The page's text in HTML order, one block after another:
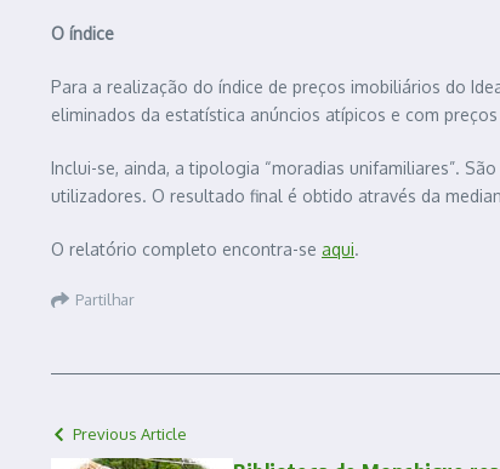
O índice
Para a realização do índice de preços imobiliários do
eliminados da estatística anúncios atípicos e com
Inclui-se, ainda, a tipologia “moradias unifamiliares”.
utilizadores. O resultado final é obtido através da
O relatório completo encontra-se aqui.
Partilhar
Previous Article